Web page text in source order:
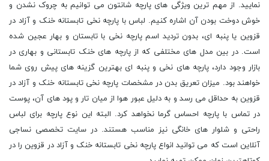
نمایید. از مهم ترین ویژگی های پارچه شانتون می توانیم به چروک نشدن و
خوش دوخت بودن آن اشاره کنیم. لباس با پارچه نخی تابستانه خنک و آزاد در
قزوین یا پنبه ای، بدون تردید اسم پارچه نخی با تابستان و بهار عجین شده
است. در بین مدل های مختلفی که از پارچه های خنک تابستانی و بهاری در
بازار وجود دارد، پارچه های نخی و پنبه ای بهترین گزینه های پیش روی شما
خواهند بود. میزان تعریق بدن در مشخصات پارچه نخی تابستانه خنک و آزاد در
قزوین به حداقل می رسد و به دلیل عبور هوا از میان تار و پود های آن، پوست
در تماس با پارچه احساس گرما نخواهد کرد. البته این نوع پارچه برای لباس
راحتی و شلوار های خانگی نیز مناسب هستند. در سایت تخصصی نساجی
آنلاین است که می توانید انواع پارچه نخی تابستانه خنک و آزاد در قزوین را در